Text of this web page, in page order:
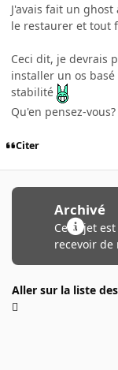
J'avais fait un
le restaurer et tout
Ceci dit, je devrais
installer un os
stabilité
Qu'en pensez-vous?
Citer
Archivé
Ce sujet
recevoir de
Aller sur la liste